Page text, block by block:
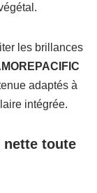
les brillances
adaptés à
intégrée.
nette toute